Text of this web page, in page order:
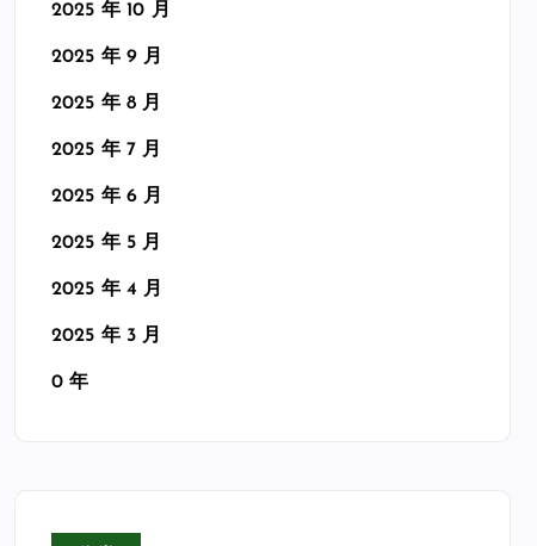
2025 年 10 月
2025 年 9 月
2025 年 8 月
2025 年 7 月
2025 年 6 月
2025 年 5 月
2025 年 4 月
2025 年 3 月
0 年